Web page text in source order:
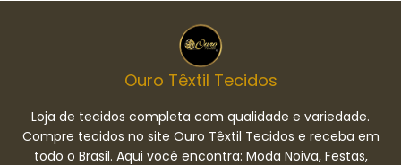
Ouro Têxtil Tecidos
Loja de tecidos completa com qualidade e variedade.
Compre tecidos no site Ouro Têxtil Tecidos e receba em
todo o Brasil. Aqui você encontra: Moda Noiva, Festas,